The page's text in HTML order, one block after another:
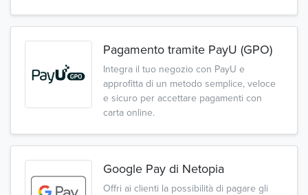
Pagamento tramite PayU (GPO)
Integra il tuo negozio con PayU e
approfitta di un metodo semplice, veloce
e sicuro per accettare pagamenti con
carta online.
Google Pay di Netopia
Offri ai clienti la possibilità di pagare gli